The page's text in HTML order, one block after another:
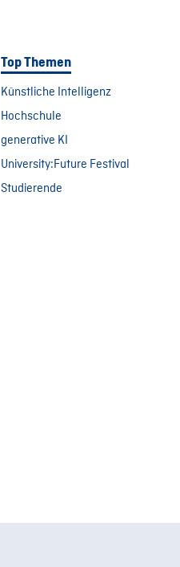
Top Themen
Künstliche Intelligenz
Hochschule
generative KI
University:Future Festival
Studierende